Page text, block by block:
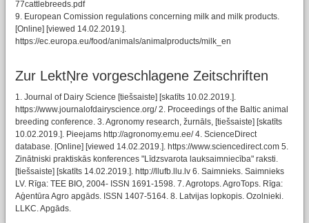
77cattlebreeds.pdf
9. European Comission regulations concerning milk and milk products.
[Online] [viewed 14.02.2019.].
https://ec.europa.eu/food/animals/animalproducts/milk_en
Zur LektŅre vorgeschlagene Zeitschriften
1. Journal of Dairy Science [tiešsaiste] [skatīts 10.02.2019.].
https://www.journalofdairyscience.org/ 2. Proceedings of the Baltic animal
breeding conference. 3. Agronomy research, žurnāls, [tiešsaiste] [skatīts
10.02.2019.]. Pieejams http://agronomy.emu.ee/ 4. ScienceDirect
database. [Online] [viewed 14.02.2019.]. https://www.sciencedirect.com 5.
Zinātniski praktiskās konferences "Līdzsvarota lauksaimniecība" raksti.
[tiešsaiste] [skatīts 14.02.2019.]. http://llufb.llu.lv 6. Saimnieks. Saimnieks
LV. Rīga: TEE BIO, 2004- ISSN 1691-1598. 7. Agrotops. AgroTops. Rīga:
Aģentūra Agro apgāds. ISSN 1407-5164. 8. Latvijas lopkopis. Ozolnieki.
LLKC. Apgāds.